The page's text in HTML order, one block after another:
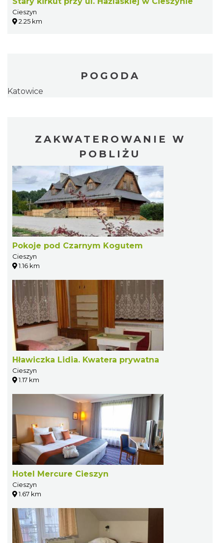
Cieszyn
2.25 km
POGODA
Katowice
ZAKWATEROWANIE W
POBLIŻU
Pokoje pod Czarnym Kogutem
Cieszyn
1.16 km
Hławiczka Lidia. Kwatera prywatna
Cieszyn
1.17 km
Hotel Mercure Cieszyn
Cieszyn
1.67 km